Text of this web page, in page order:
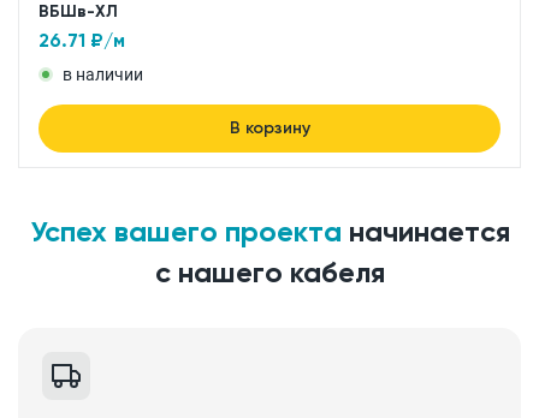
ВБШв-ХЛ
26.71 ₽/м
в наличии
В корзину
Успех вашего проекта начинается
с нашего кабеля